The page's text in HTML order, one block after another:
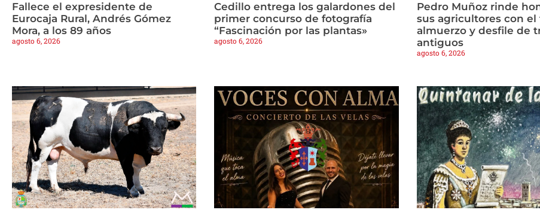
Fallece el expresidente de
Eurocaja Rural, Andrés Gómez
Mora, a los 89 años
agosto 6, 2026
Cedillo entrega los galardones del
primer concurso de fotografía
“Fascinación por las plantas»
agosto 6, 2026
Pedro Muñoz rinde
sus agricultores con el
almuerzo y desfile de
antiguos
agosto 6, 2026